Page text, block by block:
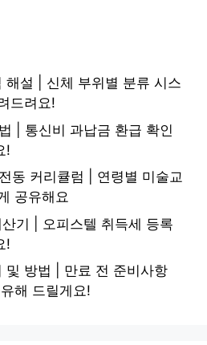
해설 | 신체 부위별 분류 시스
드려요!
| 통신비 과납금 환급 확인
!
동 커리큘럼 | 연령별 미술교
공유해요
기 | 오피스텔 취득세 등록
!
및 방법 | 만료 전 준비사항
해 드릴게요!